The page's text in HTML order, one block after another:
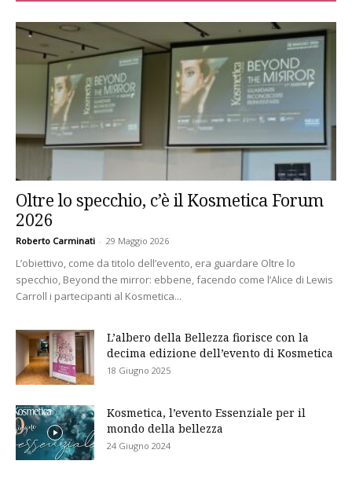
Oltre lo specchio, c’è il Kosmetica Forum
2026
Roberto Carminati - 29 Maggio 2026
L’obiettivo, come da titolo dell’evento, era guardare Oltre lo
specchio, Beyond the mirror: ebbene, facendo come l’Alice di Lewis
Carroll i partecipanti al Kosmetica...
L’albero della Bellezza fiorisce con la
decima edizione dell’evento di Kosmetica
18 Giugno 2025
Kosmetica, l’evento Essenziale per il
mondo della bellezza
24 Giugno 2024